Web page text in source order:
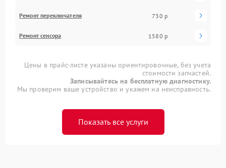
Ремонт переключателя 730 р
Ремонт сенсора 1580 р
Цены в прайс-листе указаны ориентировочные, без учета
стоимости запчастей.
Записывайтесь на бесплатную диагностику.
Мы проверим ваше устройство и укажем на неисправность.
Показать все услуги